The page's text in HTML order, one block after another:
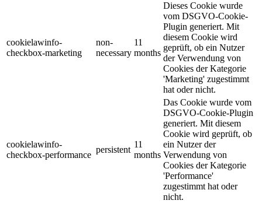
cookielawinfo-
checkbox-marketing
non-
necessary
11
months
Dieses Cookie wurde
vom DSGVO-Cookie-
Plugin generiert. Mit
diesem Cookie wird
geprüft, ob ein Nutzer
der Verwendung von
Cookies der Kategorie
'Marketing' zugestimmt
hat oder nicht.
cookielawinfo-
checkbox-performance
persistent
11
months
Das Cookie wurde vom
DSGVO-Cookie-Plugin
generiert. Mit diesem
Cookie wird geprüft, ob
ein Nutzer der
Verwendung von
Cookies der Kategorie
'Performance'
zugestimmt hat oder
nicht.